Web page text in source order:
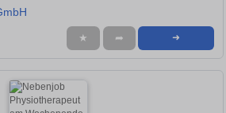
★ ➦ ➜